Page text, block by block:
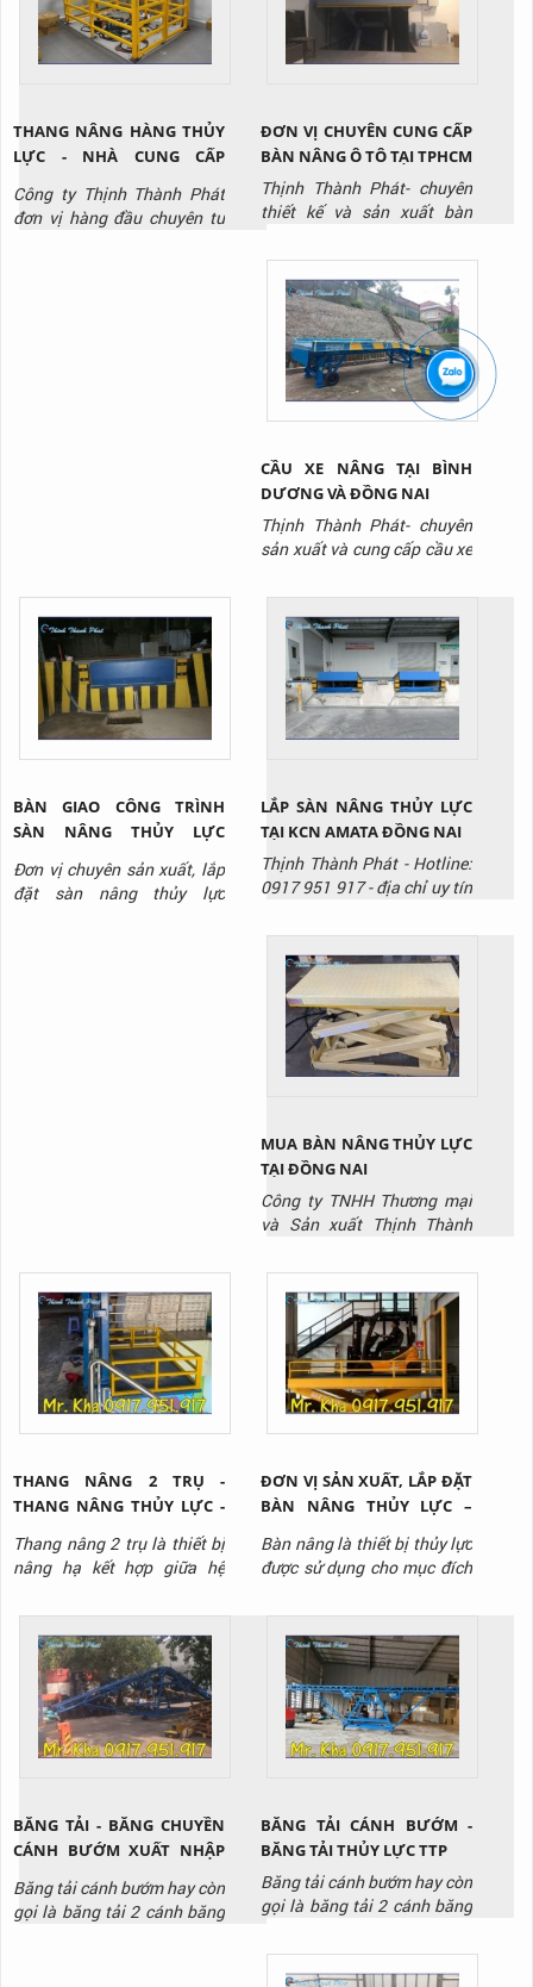
phẩm.
lâu dài. Liên hệ Thịnh Thành
Phát - Hotline: 0917 951
917 để được tư vấn và báo
THANG NÂNG HÀNG THỦY
LỰC - NHÀ CUNG CẤP
CHẤT LƯỢNG
Công ty Thịnh Thành Phát
đơn vị hàng đầu chuyên tư
ĐƠN VỊ CHUYÊN CUNG CẤP
BÀN NÂNG Ô TÔ TẠI TPHCM
Thịnh Thành Phát- chuyên
thiết kế và sản xuất bàn
giá tốt nhất thị trường, liên
hệ ngay Hotline: 0917 951
917 để được tư vấn và báo
giá.
CẦU XE NÂNG TẠI BÌNH
DƯƠNG VÀ ĐỒNG NAI
Thịnh Thành Phát- chuyên
sản xuất và cung cấp cầu xe
giá tốt nhất thị trường, liên
hệ ngay Hotline: 0917 951
917 để được tư vấn và báo
giá sản phẩm.
BÀN GIAO CÔNG TRÌNH
SÀN NÂNG THỦY LỰC
TẠI KCN BIÊN HÒA ĐỒNG
NAI
Đơn vị chuyên sản xuất, lắp
đặt sàn nâng thủy lực
LẮP SÀN NÂNG THỦY LỰC
TẠI KCN AMATA ĐỒNG NAI
Thịnh Thành Phát - Hotline:
0917 951 917 - địa chỉ uy tín
sàn nâng thủy lưc.
MUA BÀN NÂNG THỦY LỰC
TẠI ĐỒNG NAI
Công ty TNHH Thương mại
và Sản xuất Thịnh Thành
xuất dòng sản phẩm bàn
nâng thủy lực chất lượng
nhất trên thị trường hiện
nay.
THANG NÂNG 2 TRỤ -
THANG NÂNG THỦY LỰC -
THANG NÂNG CÔNG
NGHIỆP
Thang nâng 2 trụ là thiết bị
nâng hạ kết hợp giữa hệ
cáp kéo để nâng hạ hàng
hóa, trang thiết bị lên cao
tại nhà máy, kho bãi, công
trình xây dựng,...
ĐƠN VỊ SẢN XUẤT, LẮP ĐẶT
BÀN NÂNG THỦY LỰC –
BÀN NÂNG HÀNG VIỆT
NAM
Bàn nâng là thiết bị thủy lực
được sử dụng cho mục đích
nhà kho, phân xưởng. Bàn
nâng được thiết kế đa dạng
với nhiều loại tải trọng,
chiều cao nâng để phù hợp
với nhiều mục đích sử dụng
khác nhau.
BĂNG TẢI - BĂNG CHUYỀN
CÁNH BƯỚM XUẤT NHẬP
HÀNG THỊNH THÀNH PHÁT
01
Băng tải cánh bướm hay còn
gọi là băng tải 2 cánh băng
BĂNG TẢI CÁNH BƯỚM -
BĂNG TẢI THỦY LỰC TTP
Băng tải cánh bướm hay còn
gọi là băng tải 2 cánh băng
hạ xuống một cách dễ dàng
nhờ vào hệ thống thủy lực